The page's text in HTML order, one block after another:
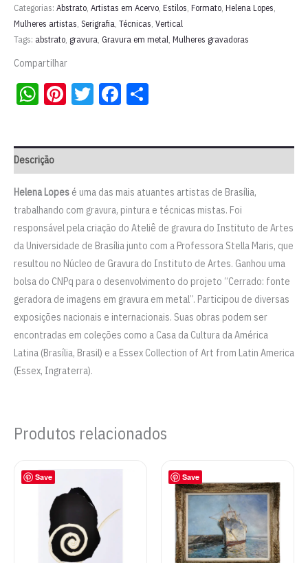
Helena
Lopes
quantidade
Categorias: Abstrato Artistas em Acervo Estilos Formato Helena Lopes
Mulheres artistas Serigrafia Técnicas Vertical
Tags: abstrato gravura Gravura em metal Mulheres gravadoras
Compartilhar
WhatsApp
Pinterest
TwitterFacebook
Descrição
Helena Lopes é uma das mais atuantes artistas de Brasília,
trabalhando com gravura, pintura e técnicas mistas. Foi
responsável pela criação do Ateliê de gravura do Instituto de Artes
da Universidade de Brasília junto com a Professora Stella Maris, que
resultou no Núcleo de Gravura do Instituto de Artes. Ganhou uma
bolsa do CNPq para o desenvolvimento do projeto “Cerrado: fonte
geradora de imagens em gravura em metal”. Participou de diversas
exposições nacionais e internacionais. Suas obras podem ser
encontradas em coleções como a Casa da Cultura da América
Latina (Brasília, Brasil) e a Essex Collection of Art from Latin America
(Essex, Ingraterra).
Produtos relacionados
Save Save